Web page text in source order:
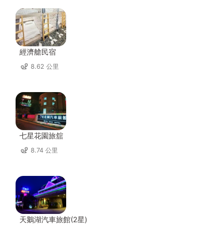
經濟艙民宿
8.62 公里
七星花園旅舘
8.74 公里
天鵝湖汽車旅館(2星)